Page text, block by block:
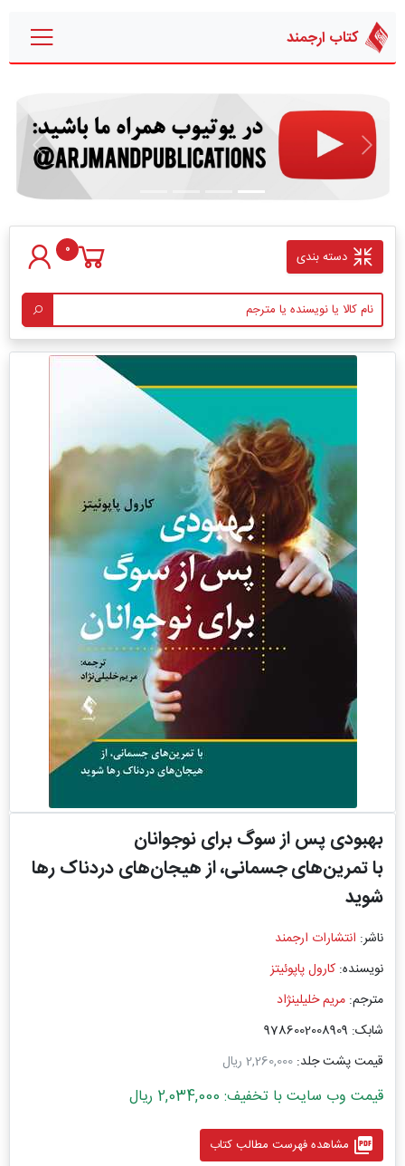
کتاب ارجمند
قبلی بعدی
دسته بندی 0
بهبودی پس از سوگ برای نوجوانان
با تمرین‌های جسمانی، از هیجان‌های دردناک رها
شوید
ناشر: انتشارات ارجمند
نویسنده: کارول پاپوئیتز
مترجم: مریم خلیلینژاد
شابک: 9786002008909
قیمت پشت جلد: 2,260,000 ریال
قیمت وب سایت با تخفیف: 2,034,000 ریال
picture_as_pdf مشاهده فهرست مطالب کتاب